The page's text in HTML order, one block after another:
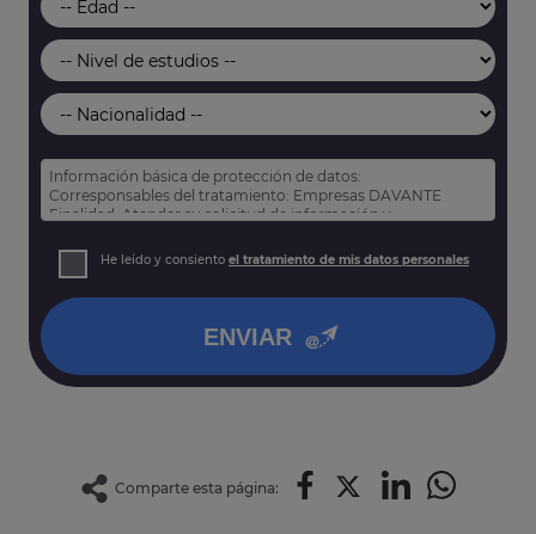
Información básica de protección de datos:
Corresponsables del tratamiento: Empresas DAVANTE
Finalidad: Atender su solicitud de información y
Derechos: Puede acceder, rectificar y suprimir sus datos,
así como otros derechos tal y como se explica en nuestra
He leído y consiento el tratamiento de mis datos personales
ENVIAR
Comparte esta página: